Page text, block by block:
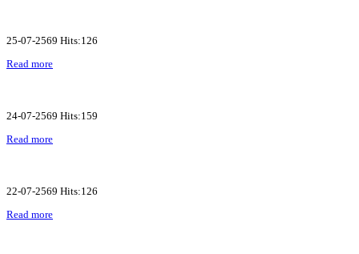
25-07-2569 Hits:126
Read more
24-07-2569 Hits:159
Read more
22-07-2569 Hits:126
Read more